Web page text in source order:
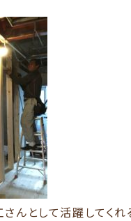
んとして活躍してくれ